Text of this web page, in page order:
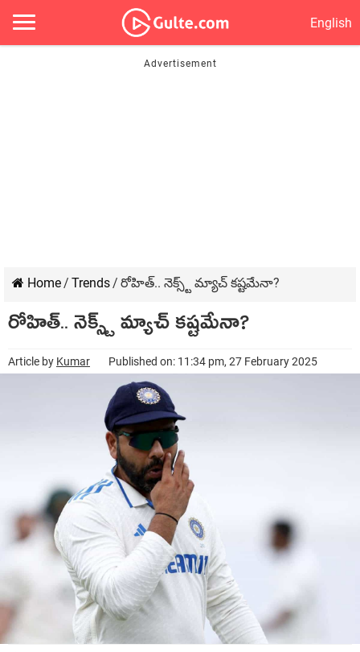
English
Home/ Trends/ రోహిత్.. నెక్స్ట్ మ్యాచ్ కష్టమేనా?
రోహిత్.. నెక్స్ట్ మ్యాచ్ కష్టమేనా?
Article by Kumar Published on: 11:34 pm, 27 February 2025